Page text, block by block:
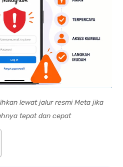
lewat jalur resmi Meta jika
tepat dan cepat